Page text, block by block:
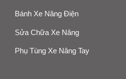
Bánh Xe Nâng Điện
Sửa Chữa Xe Nâng
Phụ Tùng Xe Nâng Tay